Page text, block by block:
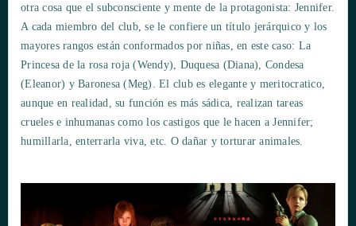
otra cosa que el subconsciente y mente de la protagonista: Jennifer.
A cada miembro del club, se le confiere un título jerárquico y los
mayores rangos están conformados por niñas, en este caso: La
Princesa de la rosa roja (Wendy), Duquesa (Diana), Condesa
(Eleanor) y Baronesa (Meg). El club es elegante y meritocratico,
aunque en realidad, su función es más sádica, realizan tareas
crueles e inhumanas como los castigos que le hacen a Jennifer;
humillarla, enterrarla viva, etc. O dañar y torturar animales.